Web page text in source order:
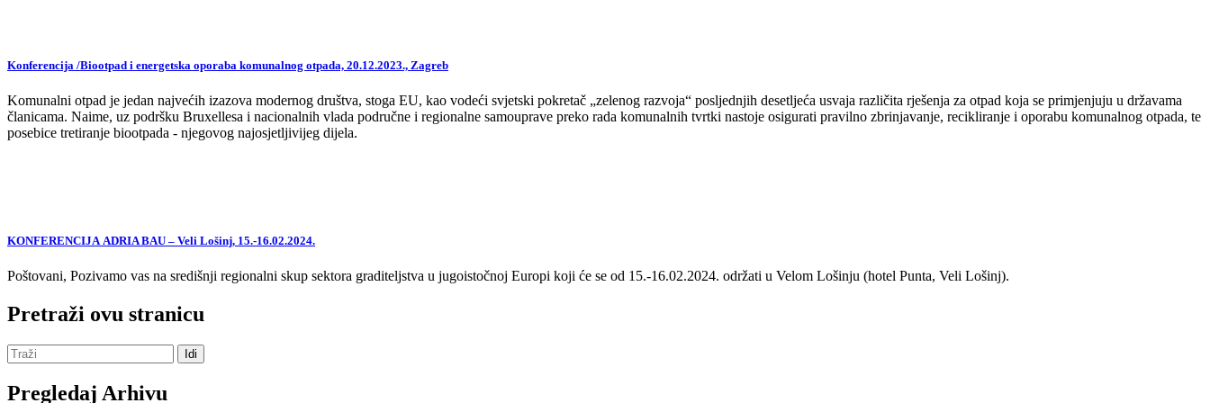
Konferencija /Biootpad i energetska oporaba komunalnog otpada, 20.12.2023., Zagreb
Komunalni otpad je jedan najvećih izazova modernog društva, stoga EU, kao vodeći svjetski pokretač „zelenog razvoja“ posljednjih desetljeća usvaja različita rješenja za otpad koja se primjenjuju u državama
članicama. Naime, uz podršku Bruxellesa i nacionalnih vlada područne i regionalne samouprave preko rada komunalnih tvrtki nastoje osigurati pravilno zbrinjavanje, recikliranje i oporabu komunalnog otpada, te
posebice tretiranje biootpada - njegovog najosjetljivijeg dijela.
KONFERENCIJA ADRIA BAU – Veli Lošinj, 15.-16.02.2024.
Poštovani, Pozivamo vas na središnji regionalni skup sektora graditeljstva u jugoistočnoj Europi koji će se od 15.-16.02.2024. održati u Velom Lošinju (hotel Punta, Veli Lošinj).
Pretraži ovu stranicu
Pregledaj Arhivu